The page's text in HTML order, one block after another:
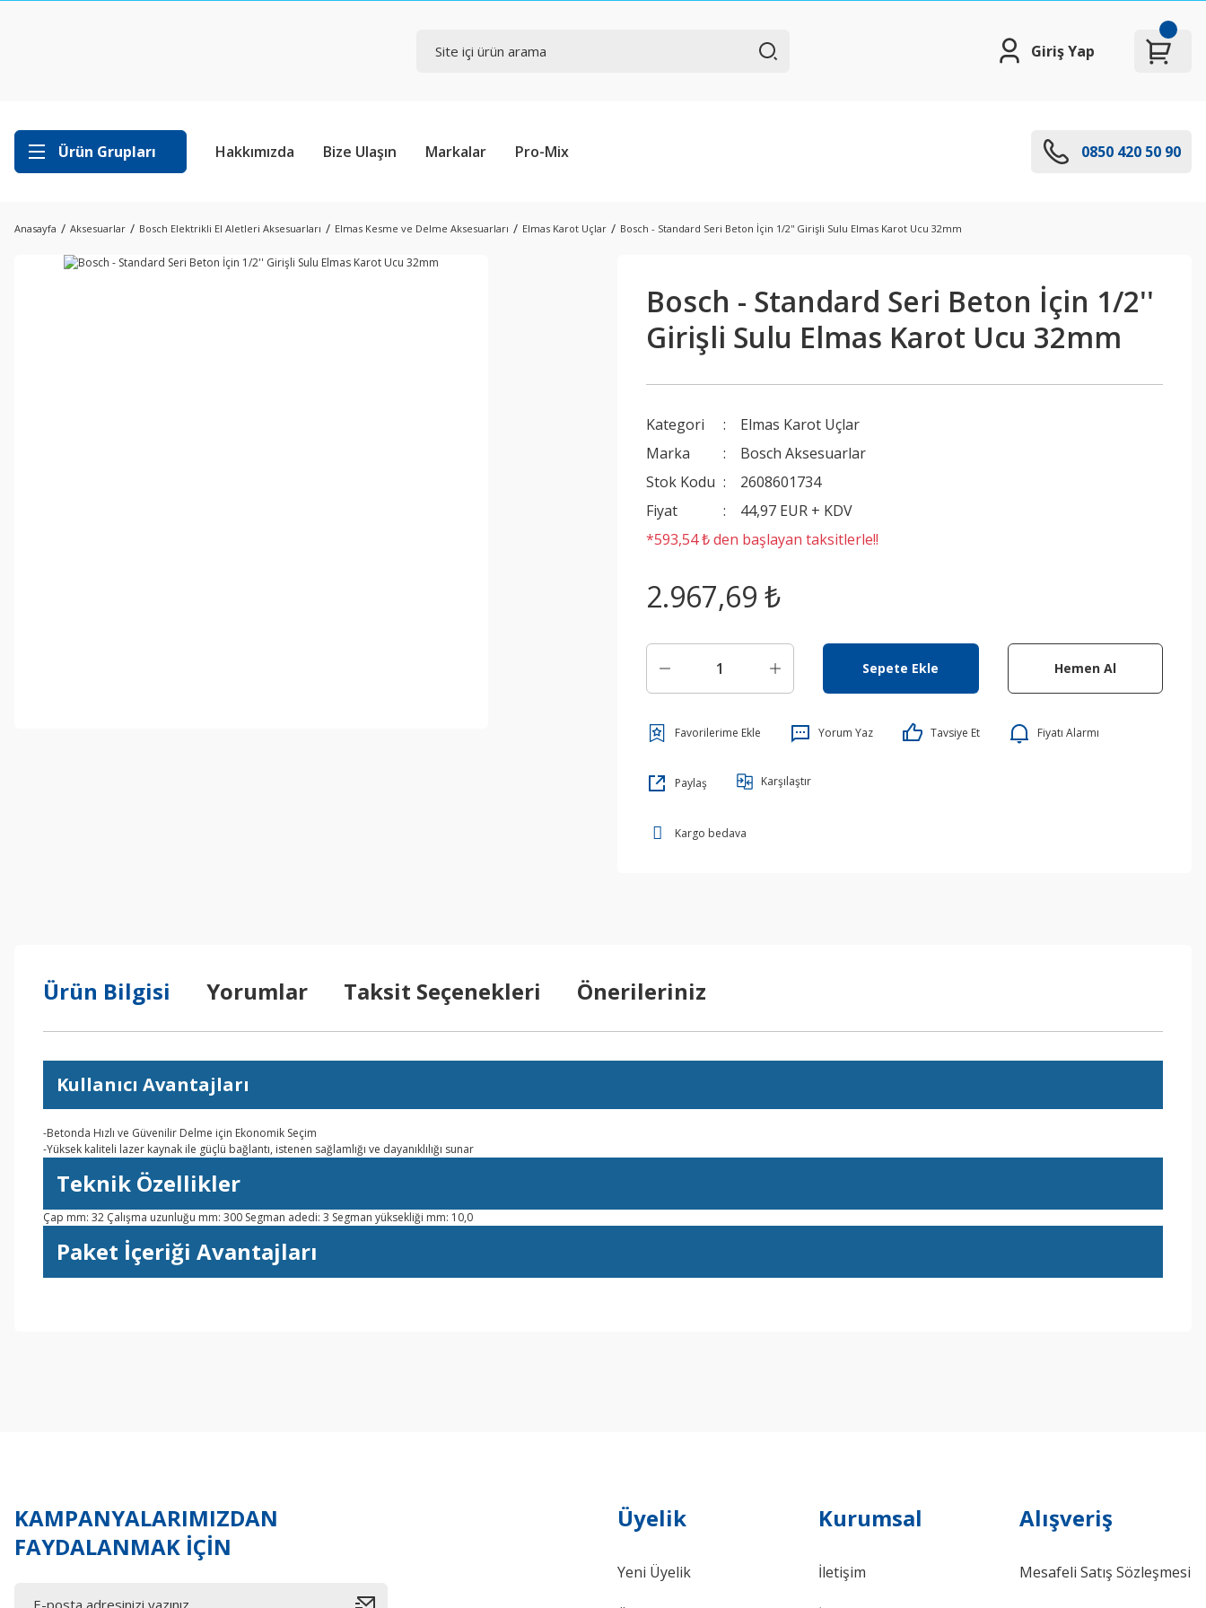
Giriş Yap
Ürün Grupları Hakkımızda Bize Ulaşın Markalar Pro-Mix 0850 420 50 90
Anasayfa Aksesuarlar Bosch Elektrikli El Aletleri Aksesuarları Elmas Kesme ve Delme Aksesuarları Elmas Karot Uçlar Bosch - Standard Seri Beton İçin 1/2'' Girişli Sulu Elmas Karot Ucu 32mm
Bosch - Standard Seri Beton İçin 1/2''
Girişli Sulu Elmas Karot Ucu 32mm
Kategori
Elmas Karot Uçlar
Marka
Bosch Aksesuarlar
Stok Kodu
2608601734
Fiyat
44,97 EUR + KDV
*593,54 ₺ den başlayan taksitlerle!!
2.967,69 ₺
Sepete Ekle Hemen Al
Yorum Yaz Tavsiye Et Fiyatı Alarmı
Paylaş Karşılaştır
Kargo bedava
Ürün Bilgisi Yorumlar Taksit Seçenekleri Önerileriniz
Kullanıcı Avantajları
-Betonda Hızlı ve Güvenilir Delme için Ekonomik Seçim
-Yüksek kaliteli lazer kaynak ile güçlü bağlantı, istenen sağlamlığı ve dayanıklılığı sunar
Teknik Özellikler
Çap mm: 32 Çalışma uzunluğu mm: 300 Segman adedi: 3 Segman yüksekliği mm: 10,0
Paket İçeriği Avantajları
KAMPANYALARIMIZDAN
FAYDALANMAK İÇİN
Üyelik
Yeni Üyelik
Kurumsal
İletişim
Alışveriş
Mesafeli Satış Sözleşmesi